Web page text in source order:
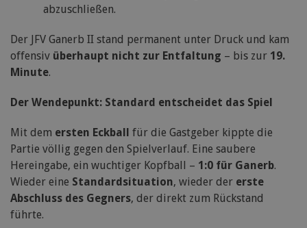
abzuschließen.
Der JFV Ganerb II stand permanent unter Druck und kam
offensiv überhaupt nicht zur Entfaltung – bis zur 19.
Minute.
Der Wendepunkt: Standard entscheidet das Spiel
Mit dem ersten Eckball für die Gastgeber kippte die
Partie völlig gegen den Spielverlauf. Eine saubere
Hereingabe, ein wuchtiger Kopfball – 1:0 für Ganerb.
Wieder eine Standardsituation, wieder der erste
Abschluss des Gegners, der direkt zum Rückstand
führte.